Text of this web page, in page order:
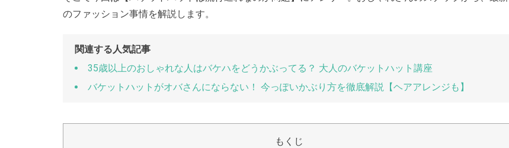
のファッション事情を解説します。
関連する人気記事
35歳以上のおしゃれな人はバケハをどうかぶってる？ 大人のバケットハット講座
バケットハットがオバさんにならない！ 今っぽいかぶり方を徹底解説【ヘアアレンジも】
もくじ